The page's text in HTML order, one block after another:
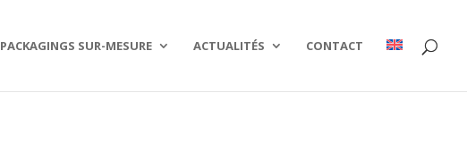
PACKAGINGS SUR-MESURE ACTUALITÉS CONTACT